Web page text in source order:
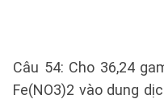
Câu 54: Cho 36,24
Fe(NO3)2 vào dung